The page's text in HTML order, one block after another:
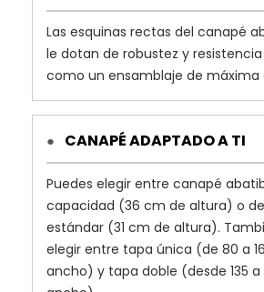
Las esquinas rectas del canapé
le dotan de robustez y
como un ensamblaje de máxima
● CANAPÉ ADAPTADO A TI
Puedes elegir entre canapé
capacidad (36 cm de altura) o
estándar (31 cm de altura).
elegir entre tapa única (de 80 a
ancho) y tapa doble (desde 135